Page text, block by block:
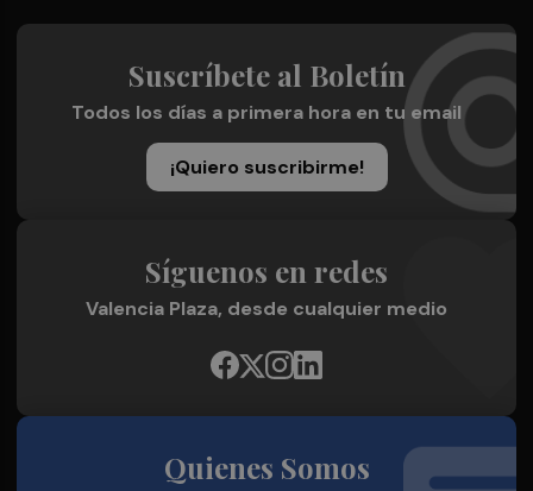
Suscríbete al Boletín
Todos los días a primera hora en tu email
¡Quiero suscribirme!
Síguenos en redes
Valencia Plaza, desde cualquier medio
Quienes Somos